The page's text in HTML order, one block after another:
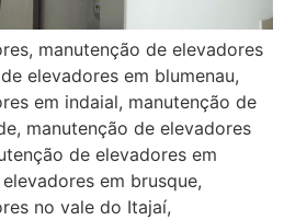
manutenção de elevadores
elevadores em blumenau,
em indaial, manutenção de
manutenção de elevadores
de elevadores em
em brusque,
no vale do Itajaí,